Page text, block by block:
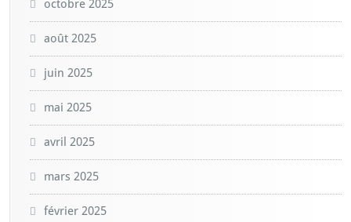
octobre 2025
août 2025
juin 2025
mai 2025
avril 2025
mars 2025
février 2025